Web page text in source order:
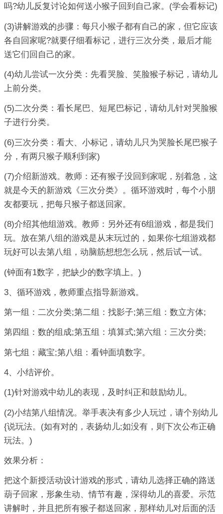
吗?幼儿反复讨论如何送小猴子回到自己家。(学会看标记)
(3)讲解游戏的步骤：每只小猴子都有自己的家，但它应该
各自回家呢?就要仔细看标记，进行三次分类，最后才能
送它们回自己的家。
(4)幼儿尝试一次分类：先看哭脸、笑脸猴子标记，请幼儿
上前分类。
(5)二次分类：看长尾巴、短尾巴标记，请幼儿针对哭脸猴
子进行分类。
(6)三次分类：看大、小标记，请幼儿只为哭脸长尾巴猴子
分，有两只猴子顺利到家)
(7)介绍新游戏。教师：还有猴子没回到家呢，别着急，这
就是今天的新游戏《三次分类》。循环游戏时，每个小朋
友都要玩，把每只猴子都送回家。
(8)介绍其他组游戏。教师：另外还有6组游戏，都是我们
玩。放在第八组的游戏是从末玩过的，如果你七组游戏都
玩好可以去第八组，动脑筋想想怎么玩，然后试一试。
(钟面有1数字，把缺少的数字填上。)
3、循环游戏，教师重点指导新游戏。
第一组：二次分类;第二组：找影子;第三组：数立方体;
第四组：数的组成;第五组：填算式;第六组：三次分类;
第七组：藏宝;第八组：看钟面填数字。
4、小结评价。
(1)针对游戏中幼儿的表现，及时纠正和鼓励幼儿。
(2)小结第八组情况。举手表决有多少人玩过，请个别幼儿
{说玩法。(如有对的，表扬幼儿;如没有，则下次公布正确
玩法。)
效果分析：
把这个新授活动设计游戏的形式，请幼儿选择正确的路送
葫子回家，形象生动、情节有趣，深得幼儿的喜爱。示范
讲解时，并且把所有猴子都送回家，那样幼儿对后面的活